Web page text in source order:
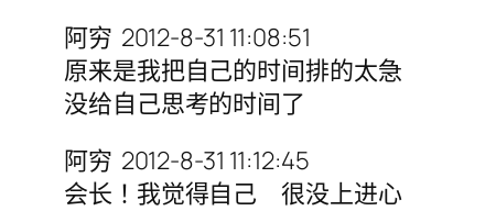
阿穷 2012-8-31 11:08:51
原来是我把自己的时间排的太急
没给自己思考的时间了
阿穷 2012-8-31 11:12:45
会长！我觉得自己 很没上进心